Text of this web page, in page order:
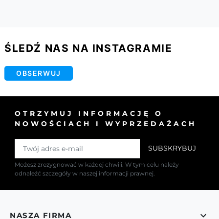
ŚLEDŹ NAS NA INSTAGRAMIE
OBSERWUJ
OTRZYMUJ INFORMACJĘ O
NOWOŚCIACH I WYPRZEDAŻACH
Możesz zrezygnować w każdej chwili. W tym celu należy
odnaleźć szczegóły w naszej informacji prawnej.
NASZA FIRMA 